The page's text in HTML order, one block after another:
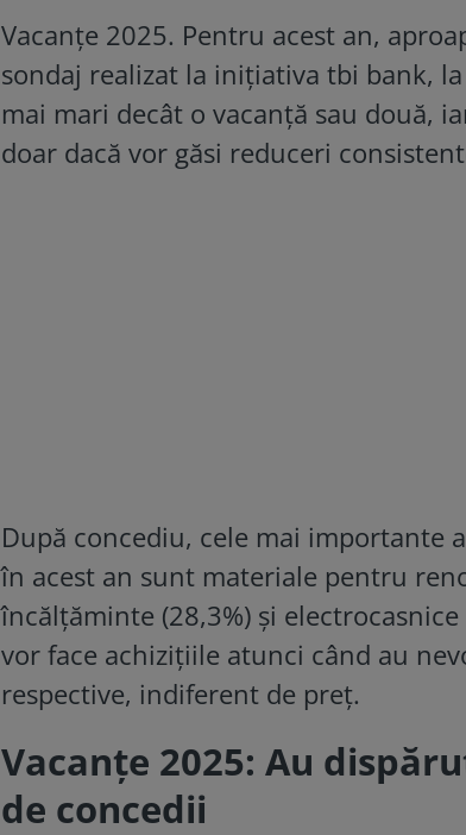
Vacanţe 2025. Pentru acest an,
sondaj realizat la inițiativa tbi bank,
mai mari decât o vacanță sau două,
doar dacă vor găsi reduceri
După concediu, cele mai importante
în acest an sunt materiale pentru
încălțăminte (28,3%) și
vor face achizițiile atunci când au
respective, indiferent de preț.
Vacanţe 2025: Au
de concedii